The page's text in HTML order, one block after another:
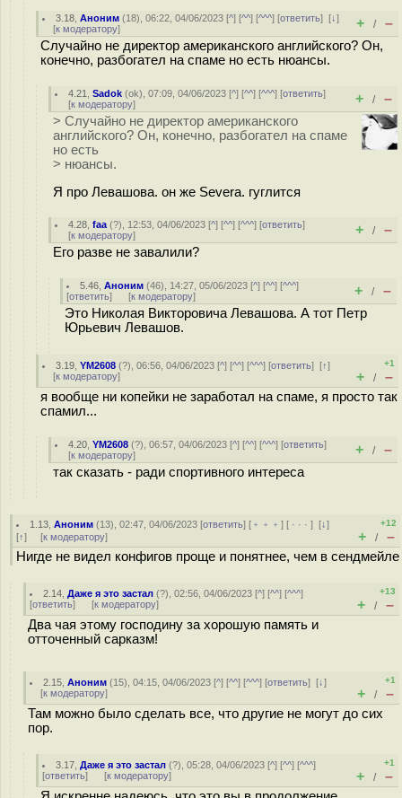
3.18 ,Аноним (18), 06:22, 04/06/2023 [^] [^^] [^^^] [ответить][↓]
[к модератору] + / –
Случайно не директор американского английского? Он,
конечно, разбогател на спаме но есть нюансы.
4.21 ,Sadok (ok), 07:09, 04/06/2023 [^] [^^] [^^^] [ответить]
[к модератору] + / –
> Случайно не директор американского
английского? Он, конечно, разбогател на спаме
но есть
> нюансы.
Я про Левашова. он же Severa. гуглится
4.28 ,faa (?), 12:53, 04/06/2023 [^] [^^] [^^^] [ответить]
[к модератору] + / –
Его разве не завалили?
5.46 ,Аноним (46), 14:27, 05/06/2023 [^] [^^] [^^^]
[ответить] [к модератору] + / –
Это Николая Викторовича Левашова. А тот Петр
Юрьевич Левашов.
3.19 ,YM2608 (?), 06:56, 04/06/2023 [^] [^^] [^^^] [ответить][↑]
[к модератору]
+1
+ / –
я вообще ни копейки не заработал на спаме, я просто так
спамил...
4.20 ,YM2608 (?), 06:57, 04/06/2023 [^] [^^] [^^^] [ответить]
[к модератору] + / –
так сказать - ради спортивного интереса
1.13 ,Аноним (13), 02:47, 04/06/2023 [ответить] [ ﹢﹢﹢] [ · · ·][↓]
[↑] [к модератору]
+12
+ / –
Нигде не видел конфигов проще и понятнее, чем в сендмейле
2.14 ,Даже я это застал (?), 02:56, 04/06/2023 [^] [^^] [^^^]
[ответить] [к модератору]
+13
+ / –
Два чая этому господину за хорошую память и
отточенный сарказм!
2.15 ,Аноним (15), 04:15, 04/06/2023 [^] [^^] [^^^] [ответить][↓]
[к модератору]
+1
+ / –
Там можно было сделать все, что другие не могут до сих
пор.
3.17 ,Даже я это застал (?), 05:28, 04/06/2023 [^] [^^] [^^^]
[ответить] [к модератору]
+1
+ / –